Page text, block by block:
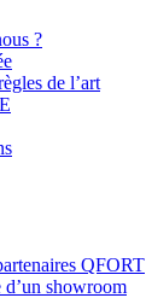
?
de l’art
QFORT
showroom